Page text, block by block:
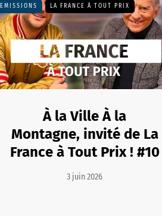
EMISSIONS LA FRANCE À TOUT PRIX
À la Ville À la
Montagne, invité de La
France à Tout Prix ! #10
3 juin 2026